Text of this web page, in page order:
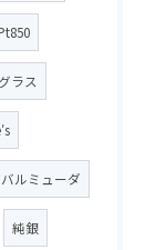
ラス
バルミューダ
純銀